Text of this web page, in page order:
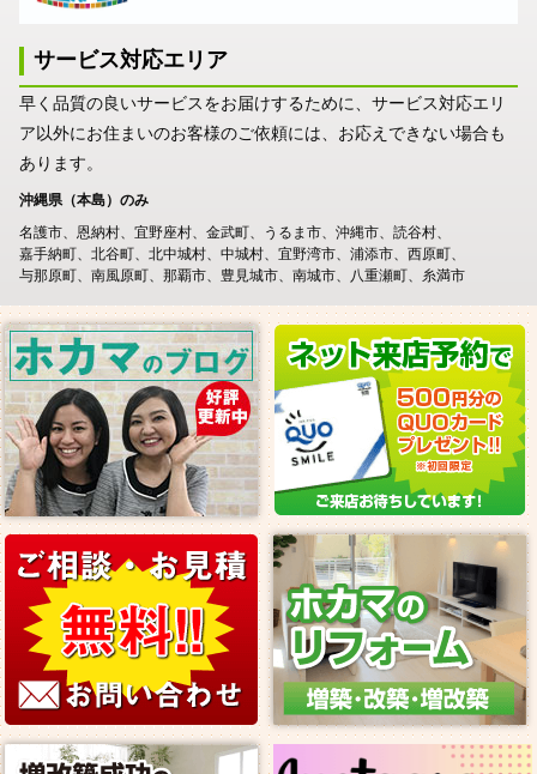
サービス対応エリア
早く品質の良いサービスをお届けするために、サービス対応エリ
ア以外にお住まいのお客様のご依頼には、お応えできない場合も
あります。
沖縄県（本島）のみ
名護市
恩納村 宜野座村 金武町 うるま市 沖縄市
読谷村
嘉手納町
北谷町 北中城村 中城村 宜野湾市 浦添市
西原町
与那原町
南風原町 那覇市 豊見城市 南城市 八重瀬町 糸満市